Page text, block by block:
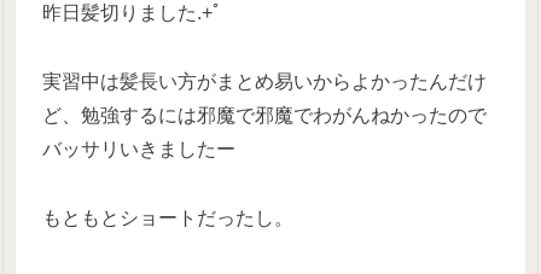
昨日髪切りました.+ﾟ
実習中は髪長い方がまとめ易いからよかったんだけ
ど、勉強するには邪魔で邪魔でわがんねかったので
バッサリいきましたー
もともとショートだったし。